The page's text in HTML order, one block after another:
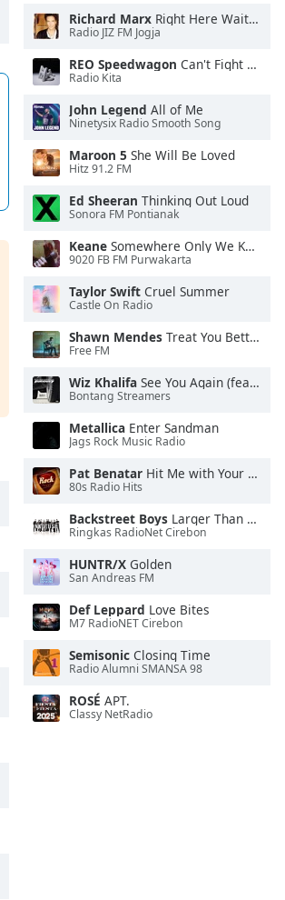
Richard Marx Right Here Waiting
Radio JIZ FM Jogja
REO Speedwagon Can't Fight This Feeling
Radio Kita
John Legend All of Me
Ninetysix Radio Smooth Song
Maroon 5 She Will Be Loved
Hitz 91.2 FM
Ed Sheeran Thinking Out Loud
Sonora FM Pontianak
Keane Somewhere Only We Know
9020 FB FM Purwakarta
Taylor Swift Cruel Summer
Castle On Radio
Shawn Mendes Treat You Better
Free FM
Wiz Khalifa See You Again (feat. Charlie Puth)
Bontang Streamers
Metallica Enter Sandman
Jags Rock Music Radio
Pat Benatar Hit Me with Your Best Shot
80s Radio Hits
Backstreet Boys Larger Than Life
Ringkas RadioNet Cirebon
HUNTR/X Golden
San Andreas FM
Def Leppard Love Bites
M7 RadioNET Cirebon
Semisonic Closing Time
Radio Alumni SMANSA 98
ROSÉ APT.
Classy NetRadio